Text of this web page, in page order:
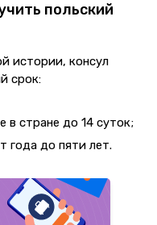
польский
истории, консул
срок:
в стране до 14 суток;
года до пяти лет.